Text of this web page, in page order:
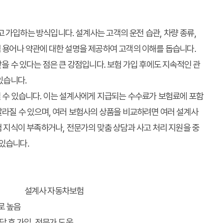
입하는 방식입니다. 설계사는 고객의 운전 습관, 차량 종류,
어나 약관에 대한 설명을 제공하여 고객의 이해를 돕습니다.
수 있다는 점은 큰 강점입니다. 보험 가입 후에도 지속적인 관
습니다.
있습니다. 이는 설계사에게 지급되는 수수료가 보험료에 포함
질 수 있으며, 여러 보험사의 상품을 비교하려면 여러 설계사
식이 부족하거나, 전문가의 맞춤 상담과 사고 처리 지원을 중
습니다.
설계사 자동차보험
높음